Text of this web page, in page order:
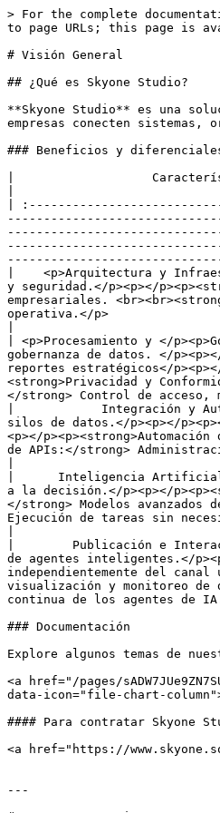
> For the complete
to page URLs; this page is
# Visión General
## ¿Qué es Skyone Studio?
**Skyone Studio** es una
empresas conecten
### Beneficios y
|
|
|    <p>Arquitectura y
y seguridad.</p><p></
empresariales.
operativa.</p>
| <p>Procesamiento y </
gobernanza de datos. </
reportes estratégicos</
<strong>Privacidad y
</strong> Control de
|            Integración y
silos de datos.</p><p></
<p></
de APIs:</strong>
|      Inteligencia Artificial y
a la decisión.</p><p></
</strong> Modelos
Ejecución de tareas sin
|        Publicación e
de agentes inteligentes.</
independientemente del
visualización y monitoreo de
continua de los
### Documentación
Explore algunos temas de
<a href="/pages/
data-icon="file-chart-
#### Para contratar Skyone
<a href="https://
---